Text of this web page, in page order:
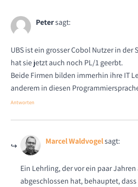
Petersagt:
UBS ist ein grosser Cobol Nutzer in der
hat sie jetzt auch noch PL/1 geerbt.
Beide Firmen bilden immerhin ihre IT
anderem in diesen
Antworten
Marcel Waldvogelsagt:
Ein Lehrling, der vor ein paar Jahren
abgeschlossen hat, behauptet, dass